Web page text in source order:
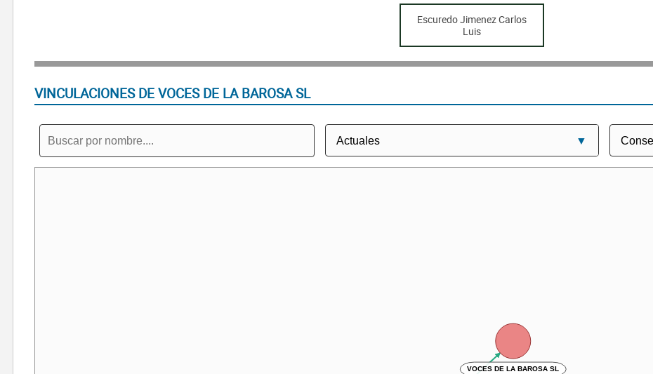
Escuredo Jimenez Carlos
Luis
VINCULACIONES DE VOCES DE LA BAROSA SL
VOCES DE LA BAROSA SL